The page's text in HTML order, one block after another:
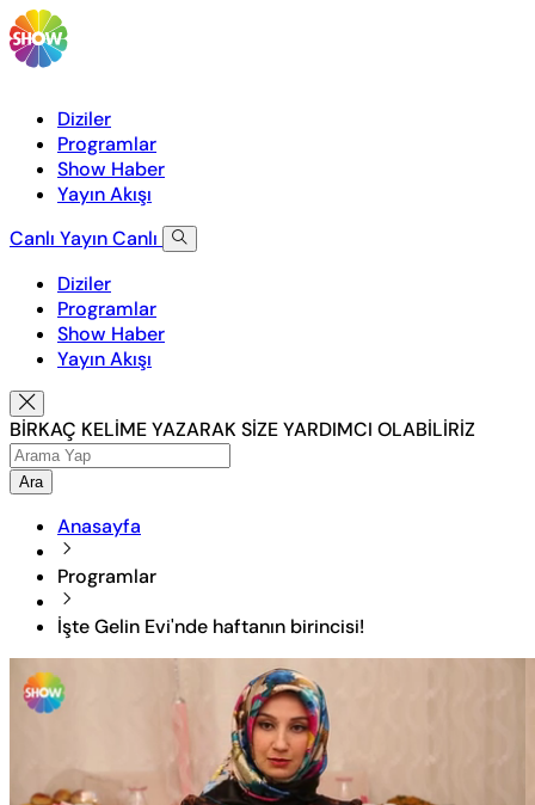
Diziler
Programlar
Show Haber
Yayın Akışı
Canlı YayınCanlı
Diziler
Programlar
Show Haber
Yayın Akışı
BİRKAÇ KELİME YAZARAK SİZE YARDIMCI OLABİLİRİZ
Ara
Anasayfa
Programlar
İşte Gelin Evi'nde haftanın birincisi!